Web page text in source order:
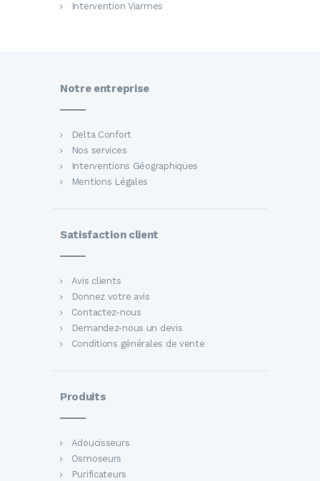
Intervention Viarmes
Notre entreprise
Delta Confort
Nos services
Interventions Géographiques
Mentions Légales
Satisfaction client
Avis clients
Donnez votre avis
Contactez-nous
Demandez-nous un devis
Conditions générales de vente
Produits
Adoucisseurs
Osmoseurs
Purificateurs